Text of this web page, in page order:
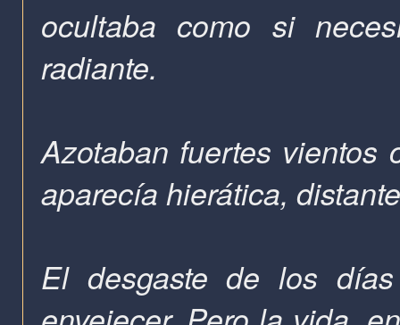
ocultaba como si
radiante.
Azotaban fuertes vientos
aparecía hierática,
El desgaste de los